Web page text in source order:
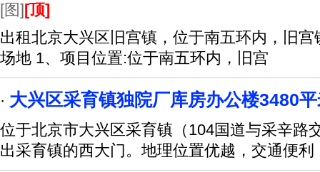
[图][顶]
出租北京大兴区旧宫镇，位于南五环内，旧
场地 1、项目位置:位于南五环内，旧宫
· 大兴区采育镇独院厂库房办公楼3480
位于北京市大兴区采育镇（104国道与采辛路
出采育镇的西大门。地理位置优越，交通便利